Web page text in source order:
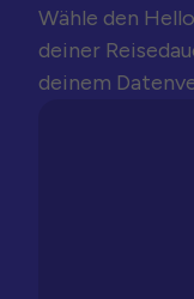
Wähle den
deiner
deinem